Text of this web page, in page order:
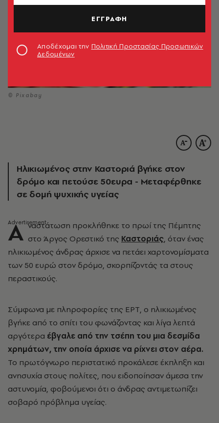
© Pixabay
Ηλικιωμένος στην Καστοριά βγήκε στον
δρόμο και πετούσε 50ευρα - Μεταφέρθηκε
σε δομή ψυχικής υγείας
Α ναστάτωση προκλήθηκε το πρωί της Πέμπτης
στο Άργος Ορεστικό της Καστοριάς, όταν ένας
ηλικιωμένος άνδρας άρχισε να πετάει χαρτονομίσματα
των 50 ευρώ στον δρόμο, σκορπίζοντάς τα στους
περαστικούς.
Σύμφωνα με πληροφορίες της ΕΡΤ, ο ηλικιωμένος
βγήκε από το σπίτι του φωνάζοντας και λίγα λεπτά
αργότερα έβγαλε από την τσέπη του μια δεσμίδα
χρημάτων, την οποία άρχισε να ρίχνει στον αέρα.
Το πρωτόγνωρο περιστατικό προκάλεσε έκπληξη και
ανησυχία στους πολίτες, που ειδοποίησαν άμεσα την
αστυνομία, φοβούμενοι ότι ο άνδρας αντιμετωπίζει
σοβαρό πρόβλημα υγείας.
ΕΓΓΡΑΦΗ
Αποδέχομαι την Πολιτική Προστασίας Προσωπικών
Δεδομένων